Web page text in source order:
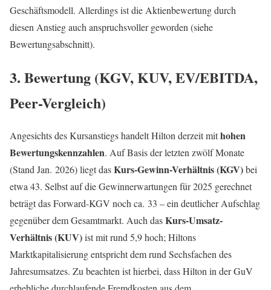
Geschäftsmodell. Allerdings ist die Aktienbewertung durch
diesen Anstieg auch anspruchsvoller geworden (siehe
Bewertungsabschnitt).
3. Bewertung (KGV, KUV, EV/EBITDA,
Peer-Vergleich)
Angesichts des Kursanstiegs handelt Hilton derzeit mithohen
Bewertungskennzahlen. Auf Basis der letzten zwölf Monate
(Stand Jan. 2026) liegt dasKurs-Gewinn-Verhältnis (KGV)bei
etwa 43. Selbst auf die Gewinnerwartungen für 2025 gerechnet
beträgt das Forward-KGV noch ca. 33 – ein deutlicher Aufschlag
gegenüber dem Gesamtmarkt. Auch dasKurs-Umsatz-
Verhältnis (KUV)ist mit rund 5,9 hoch; Hiltons
Marktkapitalisierung entspricht dem rund Sechsfachen des
Jahresumsatzes. Zu beachten ist hierbei, dass Hilton in der GuV